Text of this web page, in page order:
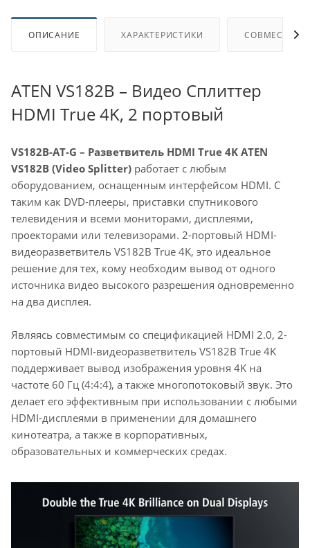
ОПИСАНИЕ ХАРАКТЕРИСТИКИ
ATEN VS182B – Видео Сплиттер
HDMI True 4K, 2 портовый
VS182B-AT-G – Разветвитель HDMI True 4K ATEN
VS182B (Video Splitter) работает с любым
оборудованием, оснащенным интерфейсом HDMI. С
таким как DVD-плееры, приставки спутникового
телевидения и всеми мониторами, дисплеями,
проекторами или телевизорами. 2-портовый HDMI-
видеоразветвитель VS182B True 4K, это идеальное
решение для тех, кому необходим вывод от одного
источника видео высокого разрешения одновременно
на два дисплея.
Являясь совместимым со спецификацией HDMI 2.0, 2-
портовый HDMI-видеоразветвитель VS182B True 4K
поддерживает вывод изображения уровня 4K на
частоте 60 Гц (4:4:4), а также многопотоковый звук. Это
делает его эффективным при использовании с любыми
HDMI-дисплеями в применении для домашнего
кинотеатра, а также в корпоративных,
образовательных и коммерческих средах.